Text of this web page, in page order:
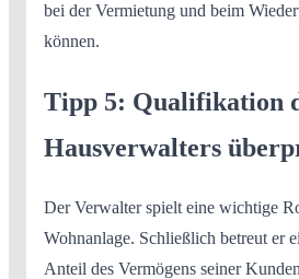
bei der Vermietung und beim
können.
Tipp 5: Qualifikation
Hausverwalters
Der Verwalter spielt eine wichtige
Wohnanlage. Schließlich betreut er
Anteil des Vermögens seiner